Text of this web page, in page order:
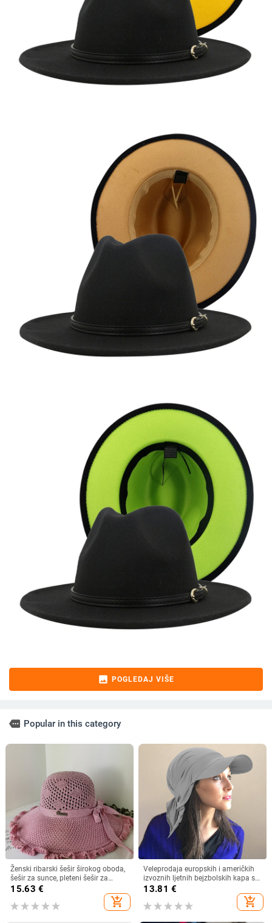
image POGLEDAJ VIŠE
more Popular in this category
Ženski ribarski šešir širokog oboda,
šešir za sunce, pleteni šešir za
sunce, šešir za odmor na plaži, šešir
15.63 €
add_shopping_cart
Veleprodaja europskih i američkih
izvoznih ljetnih bejzbolskih kapa s
vezicom na leđima, vanjski šešir,
13.81 €
add_shopping_cart